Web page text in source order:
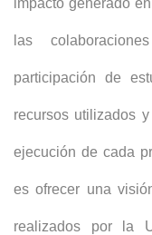
impacto generado
las
participación de
recursos utilizados
ejecución de cada
es ofrecer una
realizados por la